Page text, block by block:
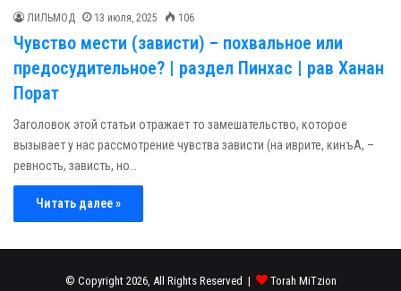
ЛИЛЬМОД 13 июля, 2025 106
Чувство мести (зависти) – похвальное или
предосудительное? | раздел Пинхас | рав Ханан
Порат
Заголовок этой статьи отражает то замешательство, которое
вызывает у нас рассмотрение чувства зависти (на иврите, кинъА, –
ревность, зависть, но…
Читать далее »
© Copyright 2026, All Rights Reserved | Torah MiTzion